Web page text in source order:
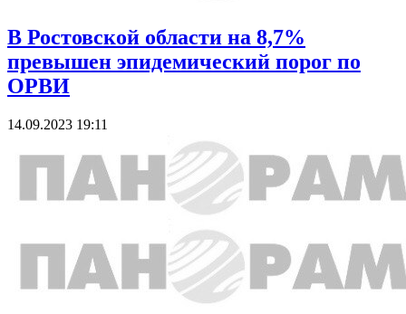
В Ростовской области на 8,7%
превышен эпидемический порог по
ОРВИ
14.09.2023 19:11